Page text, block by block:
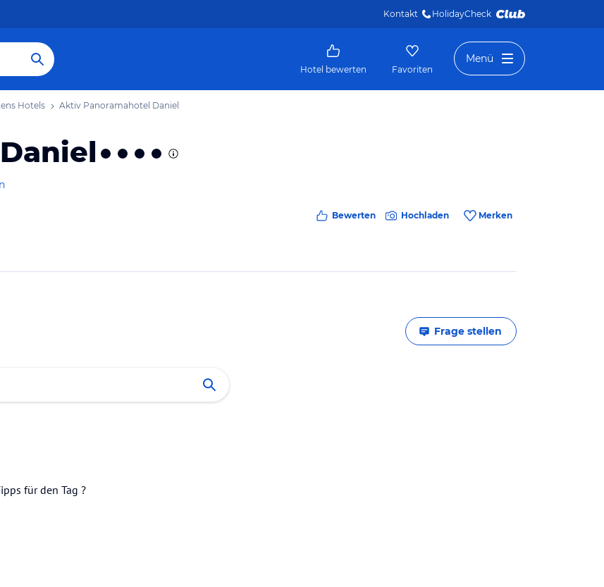
Kontakt HolidayCheck
Hotel bewerten Favoriten
Menü
Hotels Aktiv Panoramahotel Daniel
Bewerten Hochladen Merken
Frage stellen